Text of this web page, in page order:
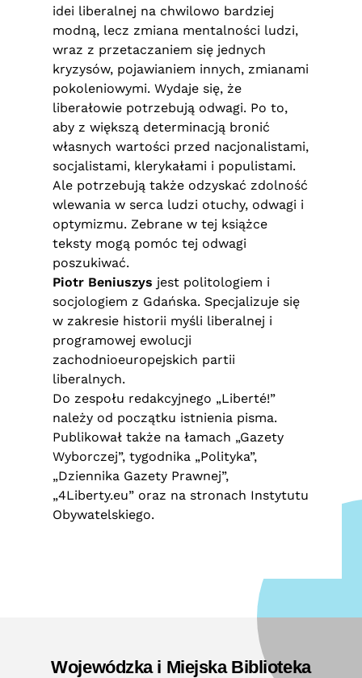
idei liberalnej na chwilowo bardziej
modną, lecz zmiana mentalności ludzi,
wraz z przetaczaniem się jednych
kryzysów, pojawianiem innych, zmianami
pokoleniowymi. Wydaje się, że
liberałowie potrzebują odwagi. Po to,
aby z większą determinacją bronić
własnych wartości przed nacjonalistami,
socjalistami, klerykałami i populistami.
Ale potrzebują także odzyskać zdolność
wlewania w serca ludzi otuchy, odwagi i
optymizmu. Zebrane w tej książce
teksty mogą pomóc tej odwagi
poszukiwać.
Piotr Beniuszys jest politologiem i
socjologiem z Gdańska. Specjalizuje się
w zakresie historii myśli liberalnej i
programowej ewolucji
zachodnioeuropejskich partii
liberalnych.
Do zespołu redakcyjnego „Liberté!”
należy od początku istnienia pisma.
Publikował także na łamach „Gazety
Wyborczej”, tygodnika „Polityka”,
„Dziennika Gazety Prawnej”,
„4Liberty.eu” oraz na stronach Instytutu
Obywatelskiego.
Wojewódzka i Miejska Biblioteka